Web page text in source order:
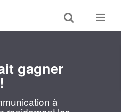
Toggle
search
Toggle
gagner
à